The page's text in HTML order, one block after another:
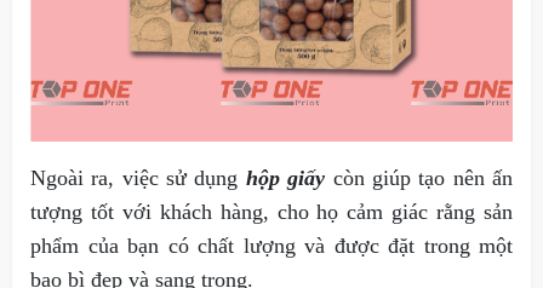
Ngoài ra, việc sử dụng hộp giấy còn giúp tạo nên ấn
tượng tốt với khách hàng, cho họ cảm giác rằng sản
phẩm của bạn có chất lượng và được đặt trong một
bao bì đẹp và sang trọng.